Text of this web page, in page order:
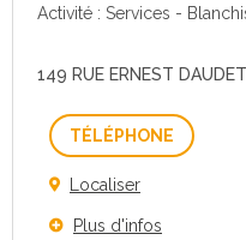
Activité : Services -
149 RUE ERNEST
Téléphone
Localiser
Plus d'infos